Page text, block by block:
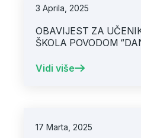
3 Aprila, 2025
OBAVIJEST ZA
ŠKOLA POVODOM
Vidi više
17 Marta, 2025